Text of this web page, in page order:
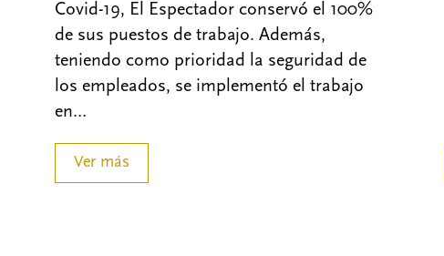
Covid-19, El Espectador conservó el 100%
de sus puestos de trabajo. Además,
teniendo como prioridad la seguridad de
los empleados, se implementó el trabajo
en…
Ver más